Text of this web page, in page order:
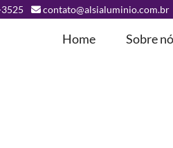
contato@alsialuminio.com.br
Home Sobre